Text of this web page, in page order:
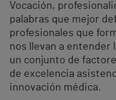
Vocación,
palabras que mejor
profesionales que
nos llevan a entender
un conjunto de
de excelencia
innovación médica.